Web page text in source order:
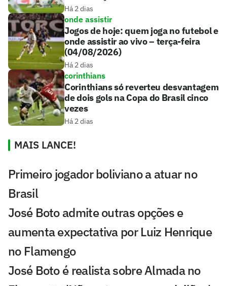
Há 2 dias
onde assistir
Jogos de hoje: quem joga no futebol e
onde assistir ao vivo – terça-feira
(04/08/2026)
Há 2 dias
corinthians
Corinthians só reverteu desvantagem
de dois gols na Copa do Brasil cinco
vezes
Há 2 dias
MAIS LANCE!
Primeiro jogador boliviano a atuar no
Brasil
José Boto admite outras opções e
aumenta expectativa por Luiz Henrique
no Flamengo
José Boto é realista sobre Almada no